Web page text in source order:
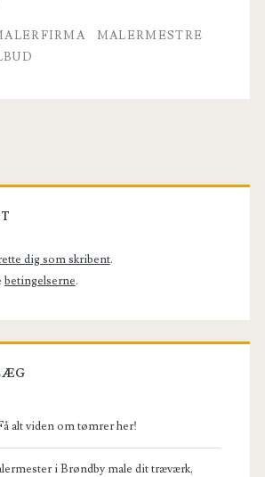
MALERMESTRE
dig som skribent.
betingelserne.
alt viden om tømrer her!
i Brøndby male dit træværk,